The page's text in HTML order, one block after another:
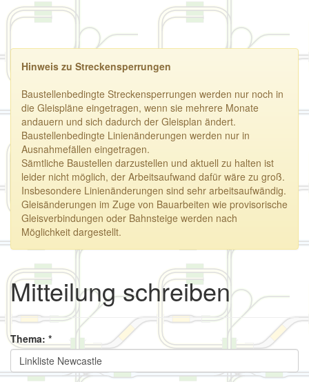
Hinweis zu Streckensperrungen
Baustellenbedingte Streckensperrungen werden nur noch in
die Gleispläne eingetragen, wenn sie mehrere Monate
andauern und sich dadurch der Gleisplan ändert.
Baustellenbedingte Linienänderungen werden nur in
Ausnahmefällen eingetragen.
Sämtliche Baustellen darzustellen und aktuell zu halten ist
leider nicht möglich, der Arbeitsaufwand dafür wäre zu groß.
Insbesondere Linienänderungen sind sehr arbeitsaufwändig.
Gleisänderungen im Zuge von Bauarbeiten wie provisorische
Gleisverbindungen oder Bahnsteige werden nach
Möglichkeit dargestellt.
Mitteilung schreiben
Thema: *